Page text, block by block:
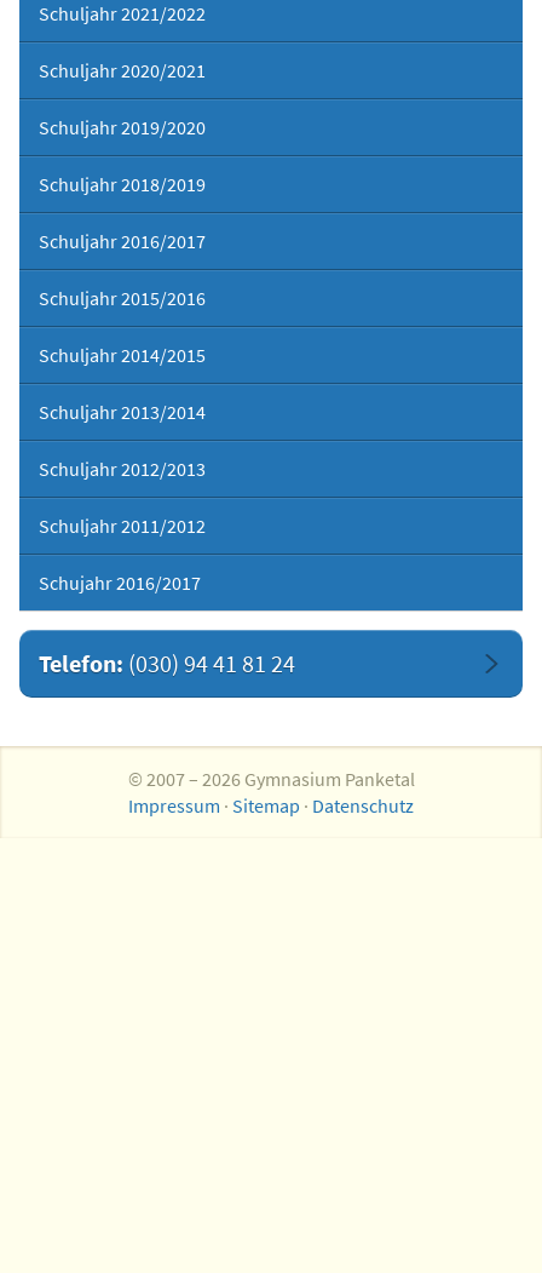
Schuljahr 2021/2022
Schuljahr 2020/2021
Schuljahr 2019/2020
Schuljahr 2018/2019
Schuljahr 2016/2017
Schuljahr 2015/2016
Schuljahr 2014/2015
Schuljahr 2013/2014
Schuljahr 2012/2013
Schuljahr 2011/2012
Schujahr 2016/2017
Telefon: (030) 94 41 81 24
© 2007 – 2026 Gymnasium Panketal
Impressum · Sitemap · Datenschutz